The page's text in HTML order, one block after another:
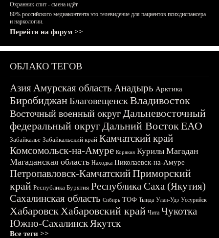
Охранник спит - смена идёт
80% российского медиаконтента это телевидение для пациентов психдиспансера
и наркологии.
Перейти на форум >>
ОБЛАКО ТЕГОВ
АзияАмурская область Анадырь Арктика
БиробиджанБлаговещенскВладивосток
Восточный военный округДальневосточный
федеральный округДальний ВостокЕАО
Забайкалье Забайкальский край Камчатский край
Комсомольск-на-Амуре Корякия Курилы Магадан
Магаданская область Находка Николаевск-на-Амуре
Петропавловск-КамчатскийПриморский
край Республика Бурятия Республика Саха (Якутия)
Сахалинская область Сибирь ТОФ Тында Улан-Удэ Уссурийск
ХабаровскХабаровский край Чита Чукотка
Южно-СахалинскЯкутск
Все теги >>